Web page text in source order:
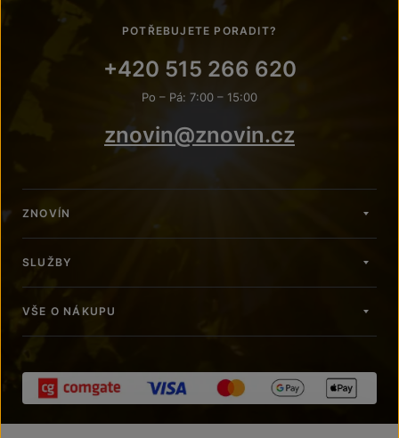
POTŘEBUJETE PORADIT?
+420 515 266 620
Po – Pá: 7:00 – 15:00
znovin@znovin.cz
ZNOVÍN
SLUŽBY
VŠE O NÁKUPU